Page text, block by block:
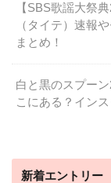
【SBS歌謡大祭
（タイテ）速報
まとめ！
白と黒のスプー
こにある？イン
新着エントリー